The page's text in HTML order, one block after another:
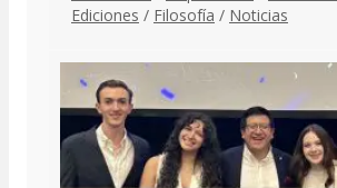
Ediciones / Filosofía / Noticias